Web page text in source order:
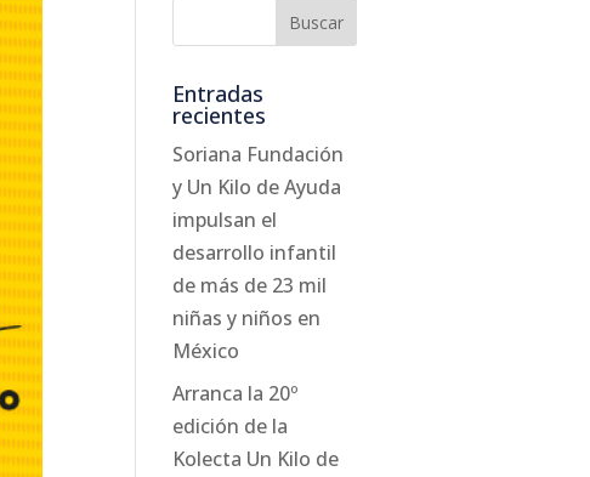
Entradas
recientes
Soriana Fundación
y Un Kilo de Ayuda
impulsan el
desarrollo infantil
de más de 23 mil
niñas y niños en
México
Arranca la 20º
edición de la
Kolecta Un Kilo de